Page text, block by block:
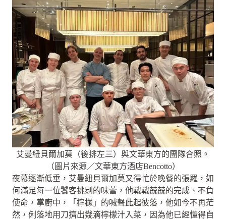
艾曼紐貝爾加莫（後排左三）與文華東方的團隊合照。
（圖片來源／文華東方酒店Bencotto）
夜幕逐漸低垂，艾曼紐貝爾加莫又得忙於晚餐的張羅，如
何滿足每一位饕客挑剔的味蕾，他戰戰兢兢的完成、不負
使命，掌廚中，「檸檬」的喊聲此起彼落，他如今不再茫
然，俐落地用刀擠出幾滴檸檬汁入菜，因為他已經懂得自